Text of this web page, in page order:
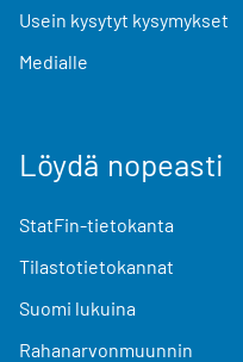
Usein kysytyt kysymykset
Medialle
Löydä nopeasti
StatFin-tietokanta
Tilastotietokannat
Suomi lukuina
Rahanarvonmuunnin